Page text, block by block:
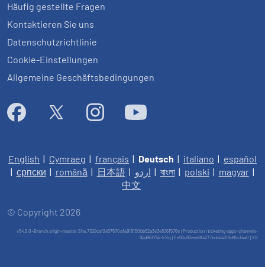
Häufig gestellte Fragen
Kontaktieren Sie uns
Datenschutzrichtlinie
Cookie-Einstellungen
Allgemeine Geschäftsbedingungen
English | Cymraeg | français | Deutsch | italiano | español
| српски | română | 日本語| اردو | বাংলা| polski | magyar|
中文
© Copyright 2026
v54.9.0+Branch.origin-master.Sha.7329caf2e57570afa918150bb52a3e3e8261576e | Production | ticketing-apps-channels-
94d96f754-lr2cj | 0a93c82eea9f4277bdc44318d95cf4a0 | XS